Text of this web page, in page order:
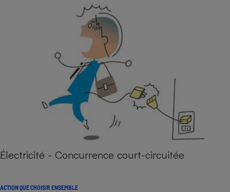
Électricité - Concurrence court-circuitée
ACTION QUE CHOISIR ENSEMBLE